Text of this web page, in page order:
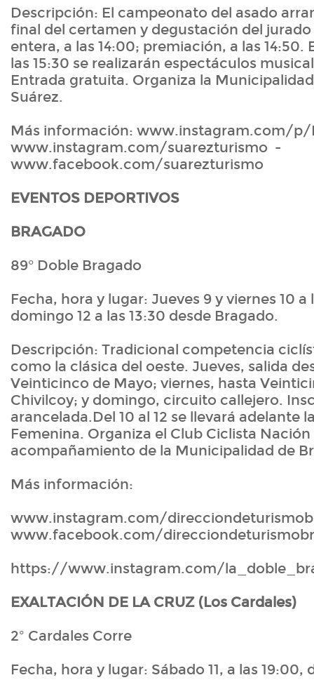
Descripción: El campeonato del asado
final del certamen y degustación del jurado
entera, a las 14:00; premiación, a las 14:50.
las 15:30 se realizarán espectáculos
Entrada gratuita. Organiza la
Suárez.
Más información: www.instagram.com/
www.instagram.com/suarezturismo -
www.facebook.com/suarezturismo
EVENTOS DEPORTIVOS
BRAGADO
89° Doble Bragado
Fecha, hora y lugar: Jueves 9 y viernes 10 a
domingo 12 a las 13:30 desde Bragado.
Descripción: Tradicional competencia
como la clásica del oeste. Jueves, salida
Veinticinco de Mayo; viernes, hasta
Chivilcoy; y domingo, circuito callejero.
arancelada.Del 10 al 12 se llevará adelante
Femenina. Organiza el Club Ciclista
acompañamiento de la Municipalidad de
Más información:
www.instagram.com/
www.facebook.com/
https://www.instagram.com/
EXALTACIÓN DE LA CRUZ (Los Cardales)
2º Cardales Corre
Fecha, hora y lugar: Sábado 11, a las 19:00,